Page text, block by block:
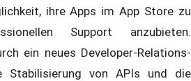
ihre Apps im App Store zu
Support anzubieten.
ein neues Developer-Relations-
von APIs und die